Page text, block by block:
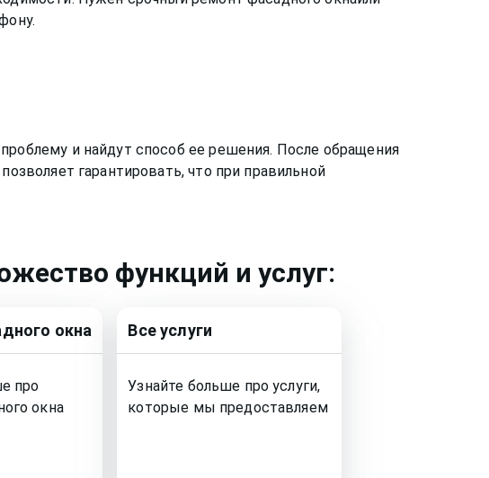
и найдут способ ее решения. После обращения
гарантировать, что при правильной
функций и услуг:
окна
про
окна
Все услуги
Узнайте больше про услуги,
которые мы предоставляем